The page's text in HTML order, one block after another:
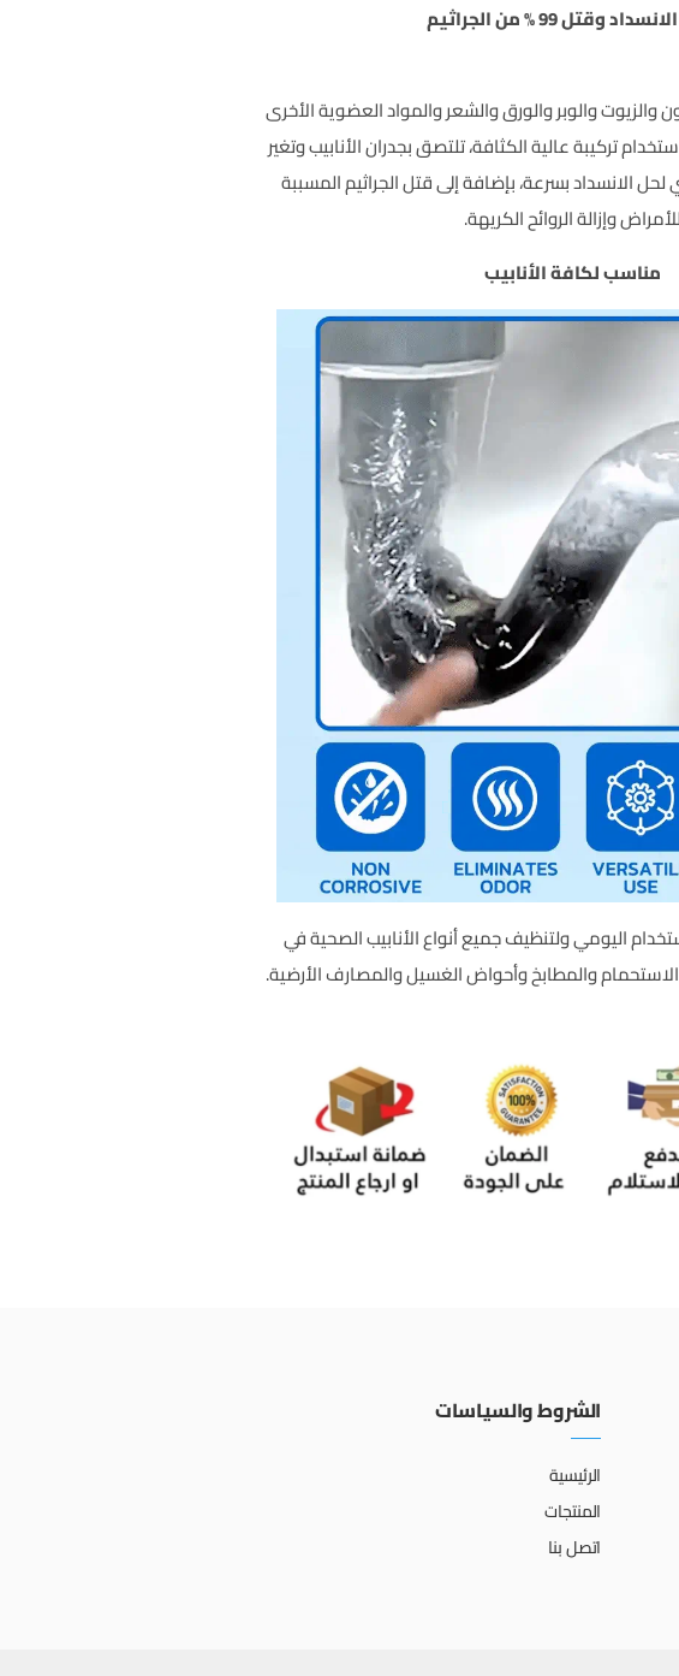
وقتل 99 % من الجراثيم
والزيوت والوبر والورق والشعر والمواد العضوية الأخرى
تركيبة عالية الكثافة، تلتصق بجدران الأنابيب وتغير
الانسداد بسرعة، بإضافة إلى قتل الجراثيم المسببة
للأمراض وإزالة الروائح الكريهة.
مناسب لكافة الأنابيب
اليومي ولتنظيف جميع أنواع الأنابيب الصحية في
والمطابخ وأحواض الغسيل والمصارف الأرضية.
الشروط والسياسات
الرئيسية
المنتجات
اتصل بنا